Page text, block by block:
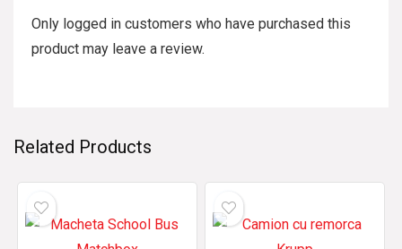
Only logged in customers who have purchased this
product may leave a review.
Related Products